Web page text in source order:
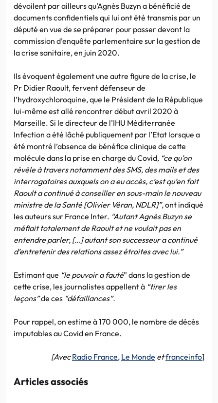
dévoilent par ailleurs qu’Agnès Buzyn a bénéficié de
documents confidentiels qui lui ont été transmis par un
député en vue de se préparer pour passer devant la
commission d’enquête parlementaire sur la gestion de
la crise sanitaire, en juin 2020.
Ils évoquent également une autre figure de la crise, le
Pr Didier Raoult, fervent défenseur de
l’hydroxychloroquine, que le Président de la République
lui-même est allé rencontrer début avril 2020 à
Marseille. Si le directeur de l’IHU Méditerranée
Infection a été lâché publiquement par l’Etat lorsque a
été montré l’absence de bénéfice clinique de cette
molécule dans la prise en charge du Covid, “ce qu’on
révèle à travers notamment des SMS, des mails et des
interrogatoires auxquels on a eu accès, c’est qu’en fait
Raoult a continué à conseiller en sous-main le nouveau
ministre de la Santé [Olivier Véran, NDLR]”,ont indiqué
les auteurs sur France Inter. “Autant Agnès Buzyn se
méfiait totalement de Raoult et ne voulait pas en
entendre parler, […] autant son successeur a continué
d’entretenir des relations assez étroites avec lui.”
Estimant que “le pouvoir a fauté” dans la gestion de
cette crise, les journalistes appellent à “tirer les
leçons”de ces “défaillances”.
Pour rappel, on estime à 170 000, le nombre de décès
imputables au Covid en France.
[AvecRadio France, Le Monde etfranceinfo]
Articles associés